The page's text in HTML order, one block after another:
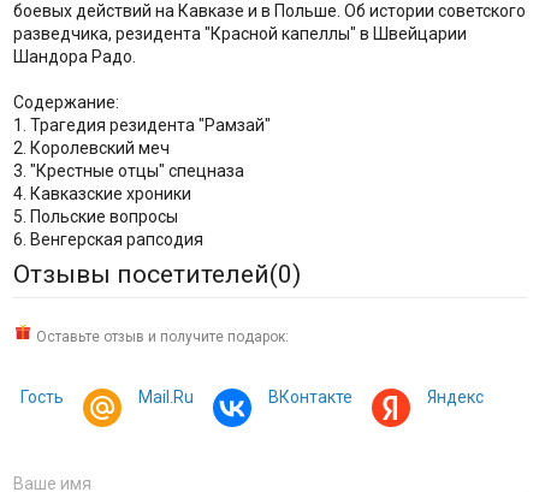
боевых действий на Кавказе и в Польше. Об истории советского
разведчика, резидента "Красной капеллы" в Швейцарии
Шандора Радо.
Содержание:
1. Трагедия резидента "Рамзай"
2. Королевский меч
3. "Крестные отцы" спецназа
4. Кавказские хроники
5. Польские вопросы
6. Венгерская рапсодия
Отзывы посетителей(0)
Оставьте отзыв и получите подарок:
Гость Mail.Ru ВКонтакте Яндекс
Ваше имя